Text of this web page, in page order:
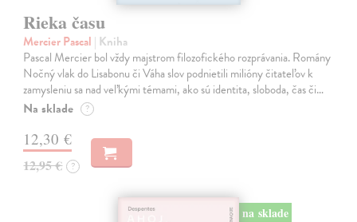
Rieka času
Mercier Pascal | Kniha
Pascal Mercier bol vždy majstrom filozofického rozprávania. Romány
Nočný vlak do Lisabonu či Váha slov podnietili milióny čitateľov k
zamysleniu sa nad veľkými témami, ako sú identita, sloboda, čas či…
Na sklade ?
12,30 €
12,95 € ?
na sklade